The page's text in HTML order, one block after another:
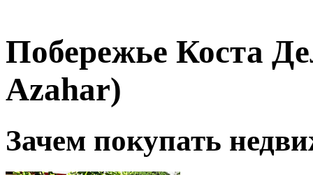
Побережье Коста
Azahar)
Зачем покупать